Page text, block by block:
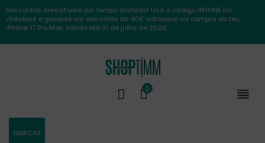
Descontos irresistíveis por tempo limitado! Usa o código IPHONE no
checkout e garante um desconto de 40€ adicional na compra do teu
iPhone 17 Pro Max. Válido até 31 de julho de 2026.

0
MARCAS